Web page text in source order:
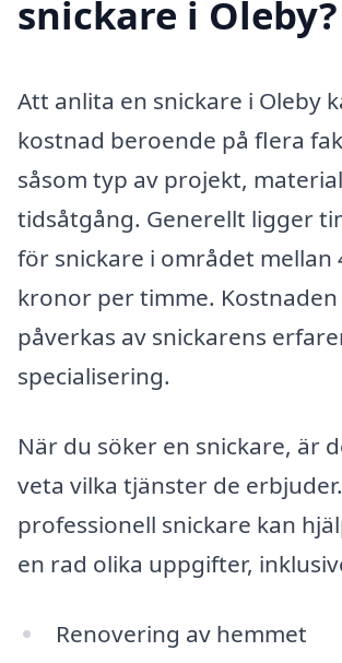
snickare i Oleby?
Att anlita en snickare i Oleby
kostnad beroende på flera
såsom typ av projekt,
tidsåtgång. Generellt ligger
för snickare i området mellan
kronor per timme. Kostnaden
påverkas av snickarens
specialisering.
När du söker en snickare, är
veta vilka tjänster de
professionell snickare kan
en rad olika uppgifter,
Renovering av hemmet